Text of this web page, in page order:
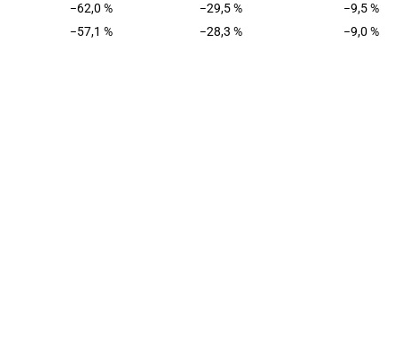
−62,0 % −29,5 %
−9,5 %
−57,1 % −28,3 % −9,0 %